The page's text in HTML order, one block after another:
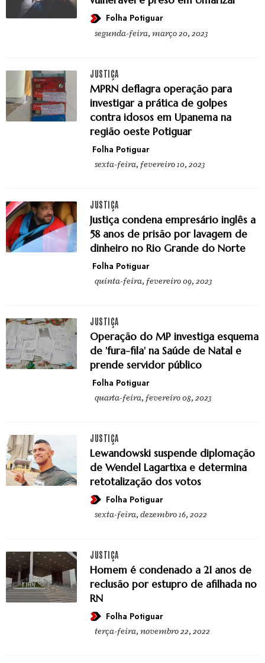
Folha Potiguar
segunda-feira, março 20, 2023
JUSTIÇA
MPRN deflagra operação para
investigar a prática de golpes
contra idosos em Upanema na
região oeste Potiguar
Folha Potiguar
sexta-feira, fevereiro 10, 2023
JUSTIÇA
Justiça condena empresário inglês a
58 anos de prisão por lavagem de
dinheiro no Rio Grande do Norte
Folha Potiguar
quinta-feira, fevereiro 09, 2023
JUSTIÇA
Operação do MP investiga esquema
de 'fura-fila' na Saúde de Natal e
prende servidor público
Folha Potiguar
quarta-feira, fevereiro 08, 2023
JUSTIÇA
Lewandowski suspende diplomação
de Wendel Lagartixa e determina
retotalização dos votos
Folha Potiguar
sexta-feira, dezembro 16, 2022
JUSTIÇA
Homem é condenado a 21 anos de
reclusão por estupro de afilhada no
RN
Folha Potiguar
terça-feira, novembro 22, 2022